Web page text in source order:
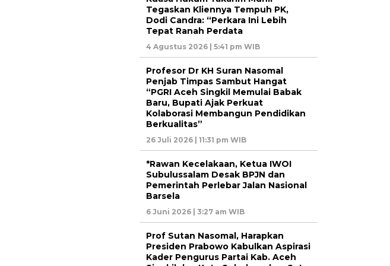
Tegaskan Kliennya Tempuh PK,
Dodi Candra: “Perkara Ini Lebih
Tepat Ranah Perdata
4 Agustus 2026 | 5:41 pm WIB
Profesor Dr KH Suran Nasomal
Penjab Timpas Sambut Hangat
“PGRI Aceh Singkil Memulai Babak
Baru, Bupati Ajak Perkuat
Kolaborasi Membangun Pendidikan
Berkualitas”
26 Juli 2026 | 11:31 pm WIB
*Rawan Kecelakaan, Ketua IWOI
Subulussalam Desak BPJN dan
Pemerintah Perlebar Jalan Nasional
Barsela
6 Juni 2026 | 3:27 am WIB
Prof Sutan Nasomal, Harapkan
Presiden Prabowo Kabulkan Aspirasi
Kader Pengurus Partai Kab. Aceh